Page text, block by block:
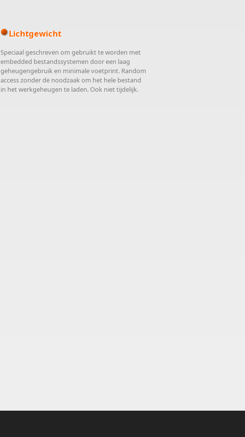
Lichtgewicht
Speciaal geschreven om gebruikt te worden met
embedded bestandssystemen door een laag
geheugengebruik en minimale voetprint. Random
access zonder de noodzaak om het hele bestand
in het werkgeheugen te laden. Ook niet tijdelijk.